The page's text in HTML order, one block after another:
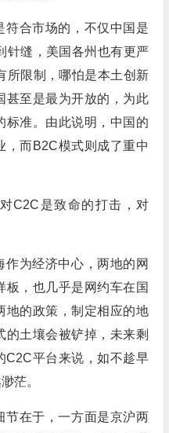
符合市场的，不仅中国是
针缝，美国各州也有更严
所限制，哪怕是本土创新
甚至是最为开放的，为此
标准。由此说明，中国的
，而B2C模式则成了重中
C2C是致命的打击，对
为经济中心，两地的网
，也几乎是网约车在国
地的政策，制定相应的地
土壤会被铲掉，未来剩
C2C平台来说，如不趁早
茫。
节在于，一方面是京沪两